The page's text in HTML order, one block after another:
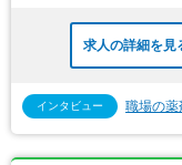
求人の詳細を見
インタビュー 職場の薬